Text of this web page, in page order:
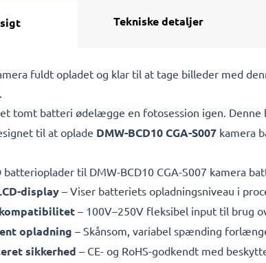
Tekniske detaljer
fuldt opladet og klar til at tage billeder med
tomt batteri ødelægge en fotosession igen. Denne
til at oplade DMW-BCD10 CGA-S007 kamera
batterioplader til DMW-BCD10 CGA-S007 kamera
display – Viser batteriets opladningsniveau i
– 100V–250V fleksibel input til brug
opladning – Skånsom, variabel spænding
sikkerhed – CE- og RoHS-godkendt med